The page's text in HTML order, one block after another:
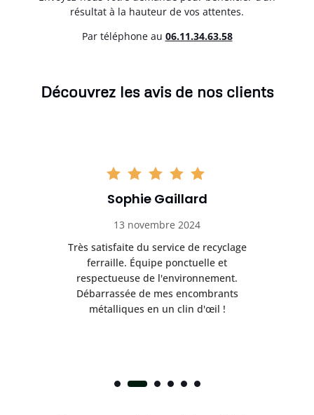
résultat à la hauteur de vos attentes.
Par téléphone au 06.11.34.63.58
Découvrez les avis de nos clients
Sophie Gaillard
13 novembre 2024
Très satisfaite du service de recyclage
ferraille. Équipe ponctuelle et
respectueuse de l'environnement.
Débarrassée de mes encombrants
métalliques en un clin d'œil !